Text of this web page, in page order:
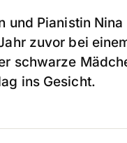
Pianistin
zuvor bei
schwarze
ins Gesicht.